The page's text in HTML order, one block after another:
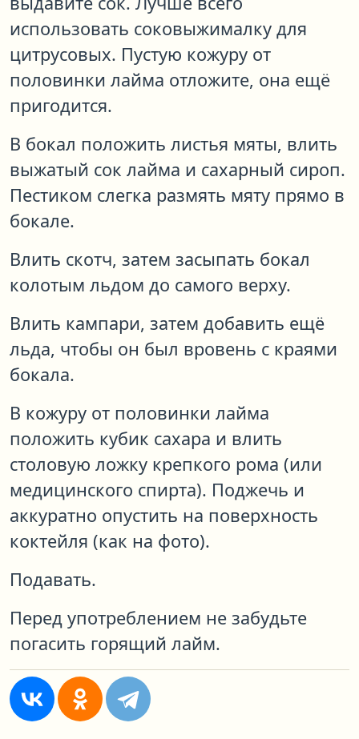
использовать соковыжималку для
цитрусовых. Пустую кожуру от
половинки лайма отложите, она ещё
пригодится.
В бокал положить листья мяты, влить
выжатый сок лайма и сахарный сироп.
Пестиком слегка размять мяту прямо в
бокале.
Влить скотч, затем засыпать бокал
колотым льдом до самого верху.
Влить кампари, затем добавить ещё
льда, чтобы он был вровень с краями
бокала.
В кожуру от половинки лайма
положить кубик сахара и влить
столовую ложку крепкого рома (или
медицинского спирта). Поджечь и
аккуратно опустить на поверхность
коктейля (как на фото).
Подавать.
Перед употреблением не забудьте
погасить горящий лайм.